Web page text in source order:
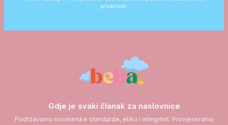
privatnosti.
Gdje je svaki članak za naslovnice
Podržavamo novinarske standarde, etiku i integritet. Provjeravamo